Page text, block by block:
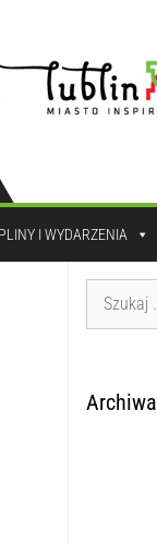
I WYDARZENIA
Archiwa